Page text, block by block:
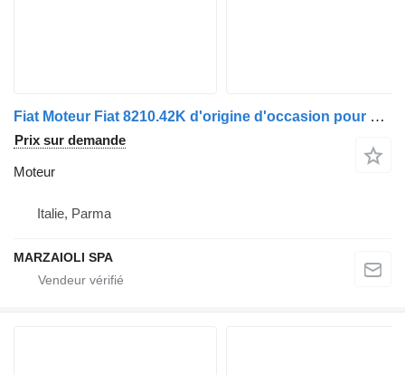
Fiat Moteur Fiat 8210.42K d'origine d'occasion pour camion IVECO Eurostar Eurotech
Prix sur demande
Moteur
Italie, Parma
MARZAIOLI SPA